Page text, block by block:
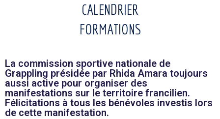
CALENDRIER
FORMATIONS
La commission sportive nationale de
Grappling présidée par Rhida Amara toujours
aussi active pour organiser des
manifestations sur le territoire francilien.
Félicitations à tous les bénévoles investis lors
de cette manifestation.